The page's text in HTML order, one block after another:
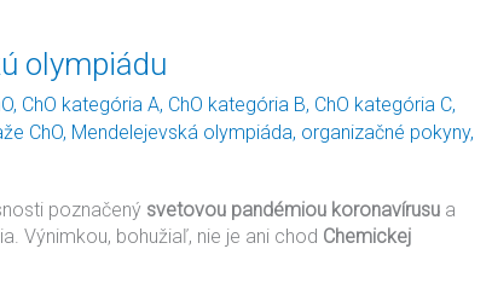
olympiádu
, ChO kategória A, ChO kategória B, ChO kategória C,
ChO, Mendelejevská olympiáda, organizačné pokyny,
poznačený svetovou pandémiou koronavírusu a
Výnimkou, bohužiaľ, nie je ani chod Chemickej